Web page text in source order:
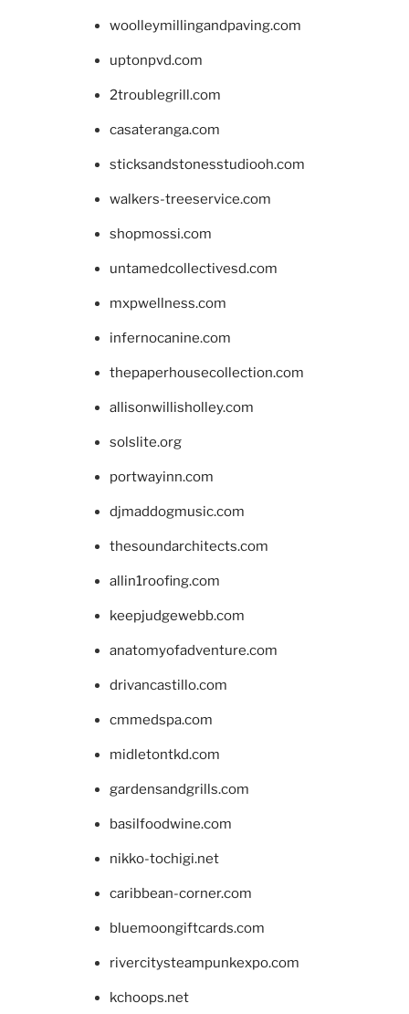
woolleymillingandpaving.com
uptonpvd.com
2troublegrill.com
casateranga.com
sticksandstonesstudiooh.com
walkers-treeservice.com
shopmossi.com
untamedcollectivesd.com
mxpwellness.com
infernocanine.com
thepaperhousecollection.com
allisonwillisholley.com
solslite.org
portwayinn.com
djmaddogmusic.com
thesoundarchitects.com
allin1roofing.com
keepjudgewebb.com
anatomyofadventure.com
drivancastillo.com
cmmedspa.com
midletontkd.com
gardensandgrills.com
basilfoodwine.com
nikko-tochigi.net
caribbean-corner.com
bluemoongiftcards.com
rivercitysteampunkexpo.com
kchoops.net